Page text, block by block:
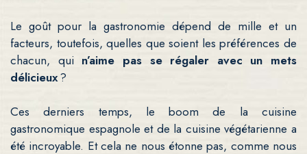
Le goût pour la gastronomie dépend de mille et un
facteurs, toutefois, quelles que soient les préférences de
chacun, quin’aime pas se régaler avec un mets
délicieux?
Ces derniers temps, le boom de la cuisine
gastronomique espagnole et de la cuisine végétarienne a
été incroyable. Et cela ne nous étonne pas, comme nous